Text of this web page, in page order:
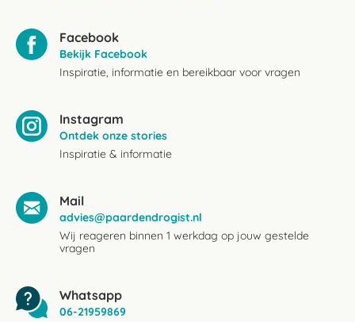
Facebook
Bekijk Facebook
Inspiratie, informatie en bereikbaar voor vragen
Instagram
Ontdek onze stories
Inspiratie & informatie
Mail
advies@paardendrogist.nl
Wij reageren binnen 1 werkdag op jouw gestelde
vragen
Whatsapp
06-21959869